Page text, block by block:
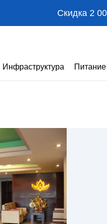
Скидка 2
Инфраструктура Питание